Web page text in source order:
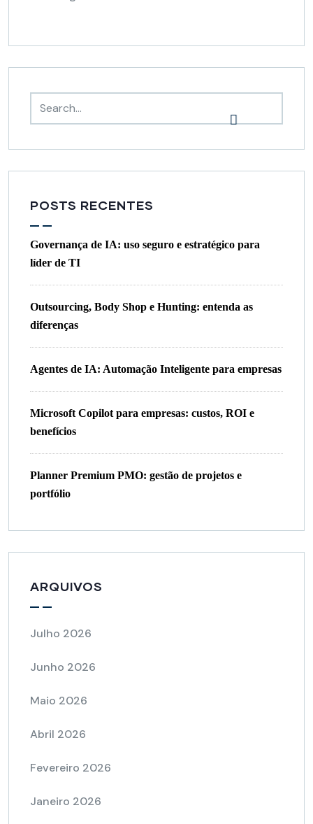
POSTS RECENTES
Governança de IA: uso seguro e estratégico para
líder de TI
Outsourcing, Body Shop e Hunting: entenda as
diferenças
Agentes de IA: Automação Inteligente para empresas
Microsoft Copilot para empresas: custos, ROI e
benefícios
Planner Premium PMO: gestão de projetos e
portfólio
ARQUIVOS
Julho 2026
Junho 2026
Maio 2026
Abril 2026
Fevereiro 2026
Janeiro 2026